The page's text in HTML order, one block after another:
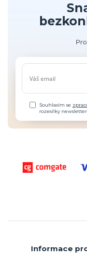
Souhlasím se
rozesílky
Informace